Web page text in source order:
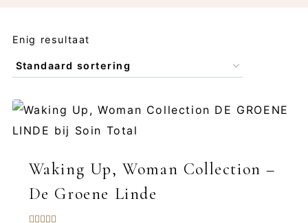
Enig resultaat
Waking Up, Woman Collection –
De Groene Linde